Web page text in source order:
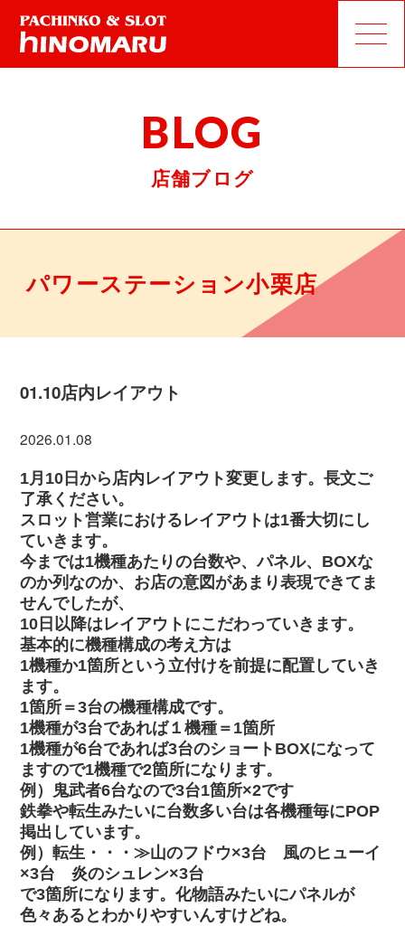
BLOG
店舗ブログ
パワーステーション小栗店
01.10店内レイアウト
2026.01.08
1月10日から店内レイアウト変更します。長文ご
了承ください。
スロット営業におけるレイアウトは1番大切にし
ていきます。
今までは1機種あたりの台数や、パネル、BOXな
のか列なのか、お店の意図があまり表現できてま
せんでしたが、
10日以降はレイアウトにこだわっていきます。
基本的に機種構成の考え方は
1機種か1箇所という立付けを前提に配置していき
ます。
1箇所＝3台の機種構成です。
1機種が3台であれば１機種＝1箇所
1機種が6台であれば3台のショートBOXになって
ますので1機種で2箇所になります。
例）鬼武者6台なので3台1箇所×2です
鉄拳や転生みたいに台数多い台は各機種毎にPOP
掲出しています。
例）転生・・・≫山のフドウ×3台 風のヒューイ
×3台 炎のシュレン×3台
で3箇所になります。化物語みたいにパネルが
色々あるとわかりやすいんすけどね。